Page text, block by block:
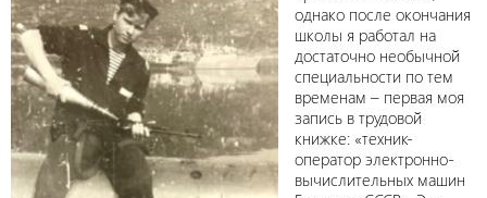
однако после окончания
школы я работал на
достаточно необычной
специальности по тем
временам – первая моя
запись в трудовой
книжке: «техник-
оператор электронно-
вычислительных машин